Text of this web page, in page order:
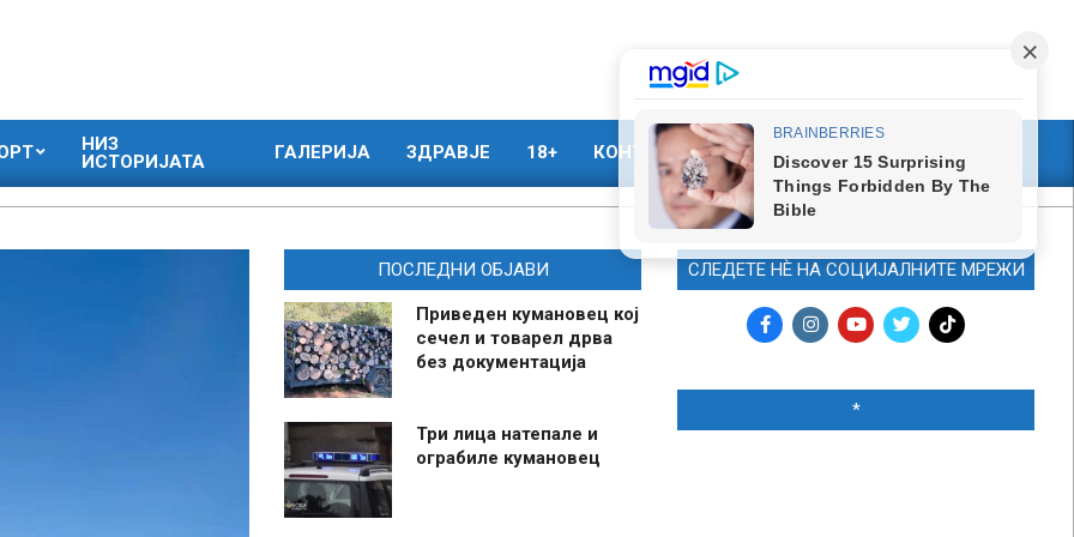
НИЗ
ИСТОРИЈАТА
ГАЛЕРИЈА ЗДРАВЈЕ 18+ КОНТАКТ МАРКЕТИНГ
ПОСЛЕДНИ ОБЈАВИ
Приведен кумановец кој
сечел и товарел дрва
без документација
Три лица натепале и
ограбиле кумановец
СЛЕДЕТЕ НЀ НА СОЦИЈАЛНИТЕ МРЕЖИ
*